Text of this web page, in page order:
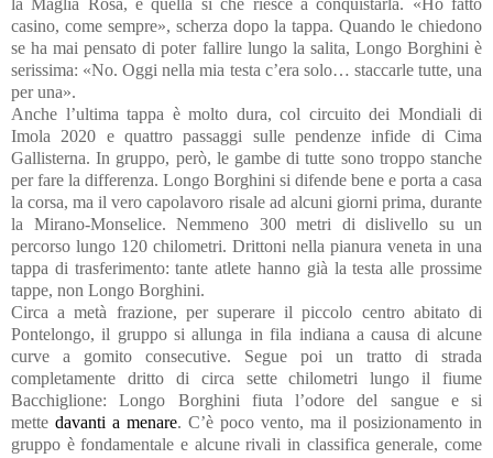
la Maglia Rosa, e quella sì che riesce a conquistarla. «Ho fatto
casino, come sempre», scherza dopo la tappa. Quando le chiedono
se ha mai pensato di poter fallire lungo la salita, Longo Borghini è
serissima: «No. Oggi nella mia testa c’era solo… staccarle tutte, una
per una».
Anche l’ultima tappa è molto dura, col circuito dei Mondiali di
Imola 2020 e quattro passaggi sulle pendenze infide di Cima
Gallisterna. In gruppo, però, le gambe di tutte sono troppo stanche
per fare la differenza. Longo Borghini si difende bene e porta a casa
la corsa, ma il vero capolavoro risale ad alcuni giorni prima, durante
la Mirano-Monselice. Nemmeno 300 metri di dislivello su un
percorso lungo 120 chilometri. Drittoni nella pianura veneta in una
tappa di trasferimento: tante atlete hanno già la testa alle prossime
tappe, non Longo Borghini.
Circa a metà frazione, per superare il piccolo centro abitato di
Pontelongo, il gruppo si allunga in fila indiana a causa di alcune
curve a gomito consecutive. Segue poi un tratto di strada
completamente dritto di circa sette chilometri lungo il fiume
Bacchiglione: Longo Borghini fiuta l’odore del sangue e si
mette davanti a menare. C’è poco vento, ma il posizionamento in
gruppo è fondamentale e alcune rivali in classifica generale, come